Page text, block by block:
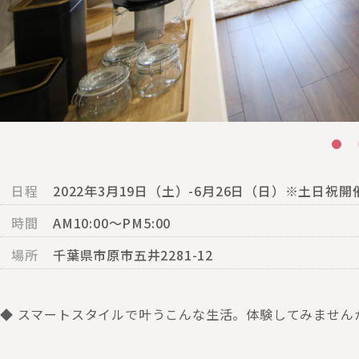
日程
2022年3月19日（土）-6月26日（日）※土日祝開
時間
AM10:00〜PM5:00
場所
千葉県市原市五井2281-12
◆ スマートスタイルで叶うこんな生活。体験してみません